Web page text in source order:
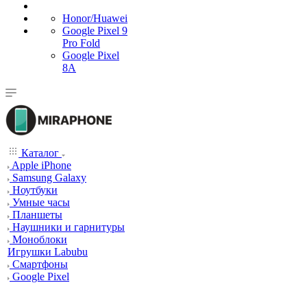
Honor/Huawei
Google Pixel 9
Pro Fold
Google Pixel
8A
Каталог
Apple iPhone
Samsung Galaxy
Ноутбуки
Умные часы
Планшеты
Наушники и гарнитуры
Моноблоки
Игрушки Labubu
Смартфоны
Google Pixel